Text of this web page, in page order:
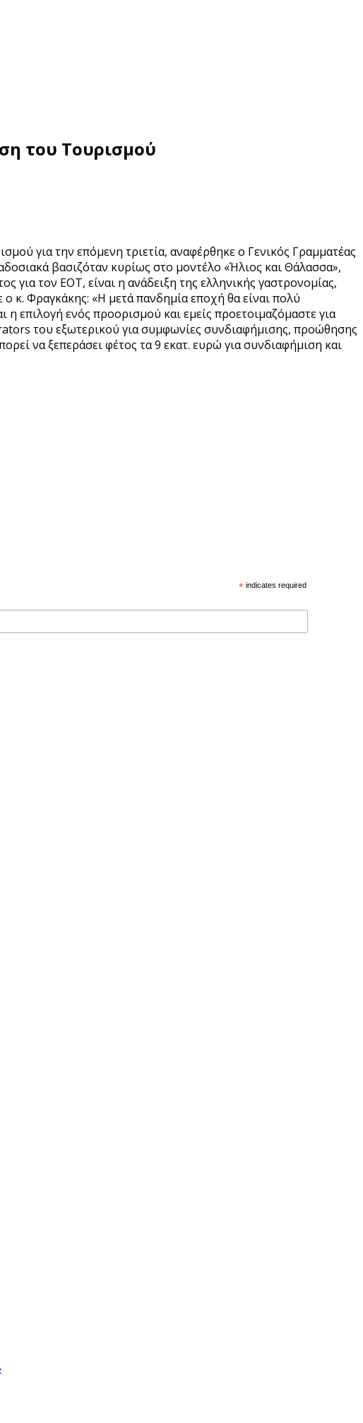
του Τουρισμού
για την επόμενη τριετία, αναφέρθηκε ο Γενικός Γραμματέας
βασιζόταν κυρίως στο μοντέλο «Ήλιος και Θάλασσα»,
για τον ΕΟΤ, είναι η ανάδειξη της ελληνικής γαστρονομίας,
κ. Φραγκάκης: «Η μετά πανδημία εποχή θα είναι πολύ
η επιλογή ενός προορισμού και εμείς προετοιμαζόμαστε για
του εξωτερικού για συμφωνίες συνδιαφήμισης, προώθησης
να ξεπεράσει φέτος τα 9 εκατ. ευρώ για συνδιαφήμιση και
* indicates required